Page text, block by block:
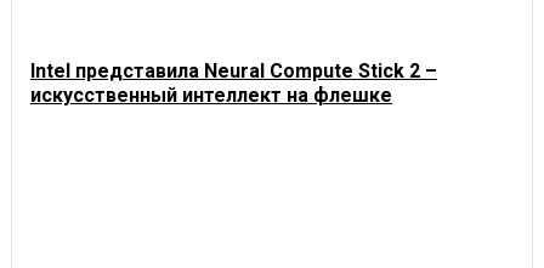
Intel представила Neural Compute Stick 2 –
искусственный интеллект на флешке